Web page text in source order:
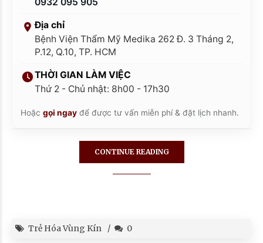
Địa chỉ
Bệnh Viện Thẩm Mỹ Medika 262 Đ. 3 Tháng 2,
P.12, Q.10, TP. HCM
THỜI GIAN LÀM VIỆC
Thứ 2 - Chủ nhật: 8h00 - 17h30
Hoặc gọi ngay để được tư vấn miễn phí & đặt lịch nhanh.
CONTINUE READING
Trẻ Hóa Vùng Kín 0